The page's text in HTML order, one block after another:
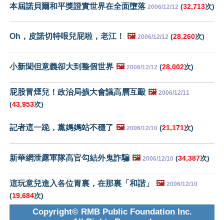
本屆諾貝爾和平獎證實世界在全面墮落 2006/12/12 (32,713次)
Oh，皮諾切特哏兒屁啦，老江！ 🖼️ 2006/12/12 (28,260次)
小新聞但意義卻大到整個世界 🖼️ 2006/12/12 (28,002次)
屁股冒煙兒！政治局擴大會議高層互毆 🖼️ 2006/12/11
(43,953次)
記者這一跪，黨媽媽站不穩了 🖼️ 2006/12/10 (21,171次)
新華網泄露軍隊高官勾結外鬼詐騙 🖼️ 2006/12/10 (34,387次)
這玩意兒進入各位胃裏，在那裏「和諧」 🖼️ 2006/12/10
(19,684次)
Copyright© RMB Public Foundation Inc.